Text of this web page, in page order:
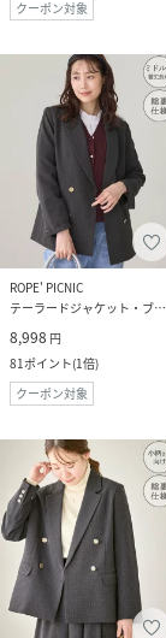
クーポン対象
ROPE' PICNIC
テーラードジャケット・ブレザー
8,998 円
81ポイント(1倍)
クーポン対象